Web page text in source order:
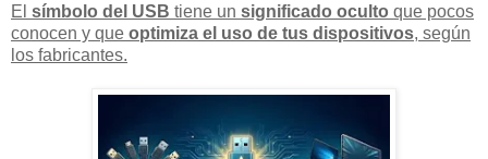
El símbolo del USB tiene un significado oculto que pocos
conocen y que optimiza el uso de tus dispositivos, según
los fabricantes.